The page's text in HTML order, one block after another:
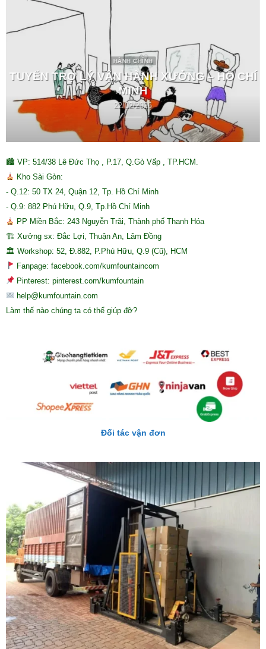
HÀNH CHÍNH
TUYỂN TRỢ LÝ VẬN HÀNH XƯỞNG – HỒ CHÍ
MINH
22/02/2026
🏙 VP: 514/38 Lê Đức Thọ , P.17, Q.Gò Vấp , TP.HCM.
Kho Sài Gòn:
- Q.12: 50 TX 24, Quận 12, Tp. Hồ Chí Minh
- Q.9: 882 Phú Hữu, Q.9, Tp.Hồ Chí Minh
PP Miền Bắc: 243 Nguyễn Trãi, Thành phố Thanh Hóa
🏗 Xưởng sx: Đắc Lợi, Thuận An, Lâm Đồng
🏛 Workshop: 52, Đ.882, P.Phú Hữu, Q.9 (Cũ), HCM
Fanpage: facebook.com/kumfountaincom
Pinterest: pinterest.com/kumfountain
help@kumfountain.com
Làm thế nào chúng ta có thể giúp đỡ?
Đối tác vận đơn